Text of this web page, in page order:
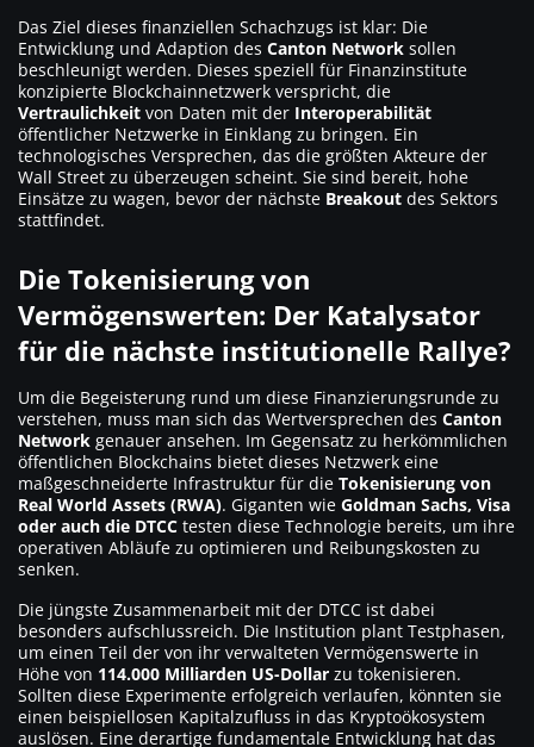
Das Ziel dieses finanziellen Schachzugs ist klar: Die
Entwicklung und Adaption des Canton Network sollen
beschleunigt werden. Dieses speziell für Finanzinstitute
konzipierte Blockchainnetzwerk verspricht, die
Vertraulichkeit von Daten mit der Interoperabilität
öffentlicher Netzwerke in Einklang zu bringen. Ein
technologisches Versprechen, das die größten Akteure der
Wall Street zu überzeugen scheint. Sie sind bereit, hohe
Einsätze zu wagen, bevor der nächste Breakout des Sektors
stattfindet.
Die Tokenisierung von
Vermögenswerten: Der Katalysator
für die nächste institutionelle Rallye?
Um die Begeisterung rund um diese Finanzierungsrunde zu
verstehen, muss man sich das Wertversprechen des Canton
Network genauer ansehen. Im Gegensatz zu herkömmlichen
öffentlichen Blockchains bietet dieses Netzwerk eine
maßgeschneiderte Infrastruktur für die Tokenisierung von
Real World Assets (RWA). Giganten wie Goldman Sachs, Visa
oder auch die DTCC testen diese Technologie bereits, um ihre
operativen Abläufe zu optimieren und Reibungskosten zu
senken.
Die jüngste Zusammenarbeit mit der DTCC ist dabei
besonders aufschlussreich. Die Institution plant Testphasen,
um einen Teil der von ihr verwalteten Vermögenswerte in
Höhe von 114.000 Milliarden US-Dollar zu tokenisieren.
Sollten diese Experimente erfolgreich verlaufen, könnten sie
einen beispiellosen Kapitalzufluss in das Kryptoökosystem
auslösen. Eine derartige fundamentale Entwicklung hat das